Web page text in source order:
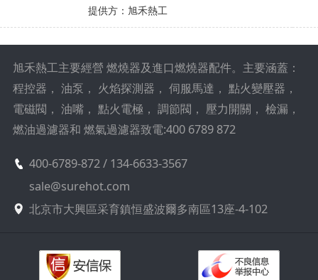
提供方：旭禾熱工
旭禾熱工主要經營 燃燒器及進口燃燒器配件。主要涵蓋：
程控器， 油泵， 火焰探測器， 伺服馬達， 點火變壓器，
電磁閥， 油嘴， 點火電極， 調節閥， 壓力開關， 檢漏，
燃油過濾器和 燃氣過濾器致電:400 6789 872
400-6789-872 / 134-6633-3567
sale@surehot.com
北京市大興區采育鎮恒盛波爾多南區13座-4-102